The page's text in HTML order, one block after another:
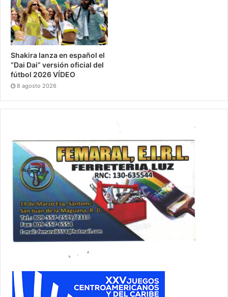
Shakira lanza en español el
“Dai Dai” versión oficial del
fútbol 2026 VÍDEO
8 agosto 2026